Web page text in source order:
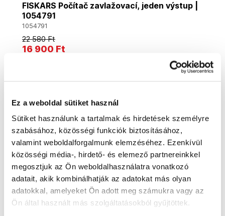
Ez a weboldal sütiket használ
Sütiket használunk a tartalmak és hirdetések személyre
szabásához, közösségi funkciók biztosításához,
valamint weboldalforgalmunk elemzéséhez. Ezenkívül
közösségi média-, hirdető- és elemező partnereinkkel
megosztjuk az Ön weboldalhasználatra vonatkozó
adatait, akik kombinálhatják az adatokat más olyan
adatokkal, amelyeket Ön adott meg számukra vagy az
Ön által használt más szolgáltatásokból gyűjtöttek.
FISKARS Počítač zavlažovací, jeden výstup |
1054791
1054791
22 580 Ft
16 900 Ft